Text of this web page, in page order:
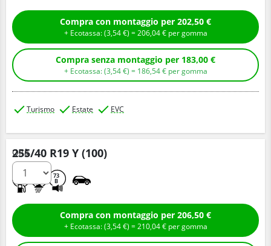
Compra con montaggio per 202,50 €
+ Ecotassa: (3,54€ ) =206,04€ per gomma
Compra senza montaggio per 183,00 €
+ Ecotassa: (3,54€ ) = 186,54€ per gomma
Turismo Estate EVC
255/40 R19 Y (100)
73
B
Q.tà
Compra con montaggio per 206,50 €
+ Ecotassa: (3,54€ ) =210,04€ per gomma